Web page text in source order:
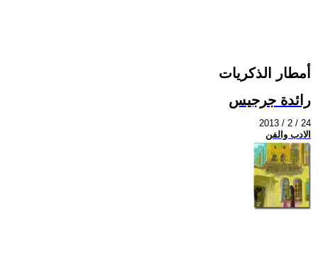
أمطار الذكريات
رائدة جرجيس
2013 / 2 / 24
الادب والفن